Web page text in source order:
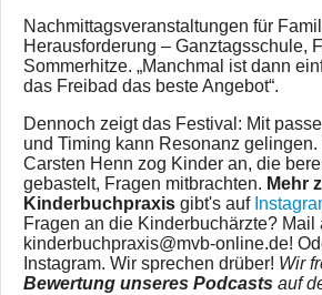
Nachmittagsveranstaltungen für
Herausforderung – Ganztagsschule,
Sommerhitze. „Manchmal ist dann
das Freibad das beste Angebot“.
Dennoch zeigt das Festival: Mit
und Timing kann Resonanz
Carsten Henn zog Kinder an, die
gebastelt, Fragen mitbrachten. Mehr
Kinderbuchpraxis gibt's auf
Fragen an die Kinderbuchärzte? Mail
kinderbuchpraxis@mvb-online.de!
Instagram. Wir sprechen drüber! Wir
Bewertung unseres Podcasts auf